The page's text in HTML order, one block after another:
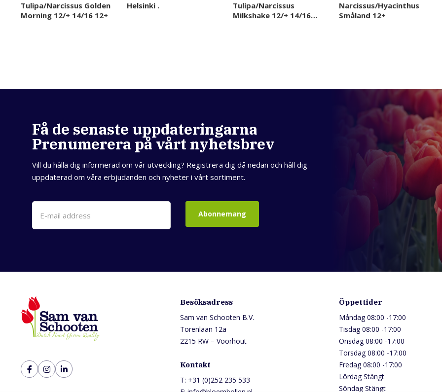
Tulipa/Narcissus Golden
Morning 12/+ 14/16 12+
Helsinki .
Tulipa/Narcissus
Milkshake 12/+ 14/16
Narcissus/Hyacinthus
Småland 12+
Få de senaste uppdateringarna
Prenumerera på vårt nyhetsbrev
Vill du hålla dig informerad om vår utveckling? Registrera dig då nedan och håll dig
uppdaterad om våra erbjudanden och nyheter i vårt sortiment.
Abonnemang
Besöksadress
Sam van Schooten B.V.
Torenlaan 12a
2215 RW – Voorhout
Kontakt
T: +31 (0)252 235 533
Öppettider
Måndag 08:00 -17:00
Tisdag 08:00 -17:00
Onsdag 08:00 -17:00
Torsdag 08:00 -
Fredag 08:00 -17:00
Lördag Stängt
Söndag Stängt